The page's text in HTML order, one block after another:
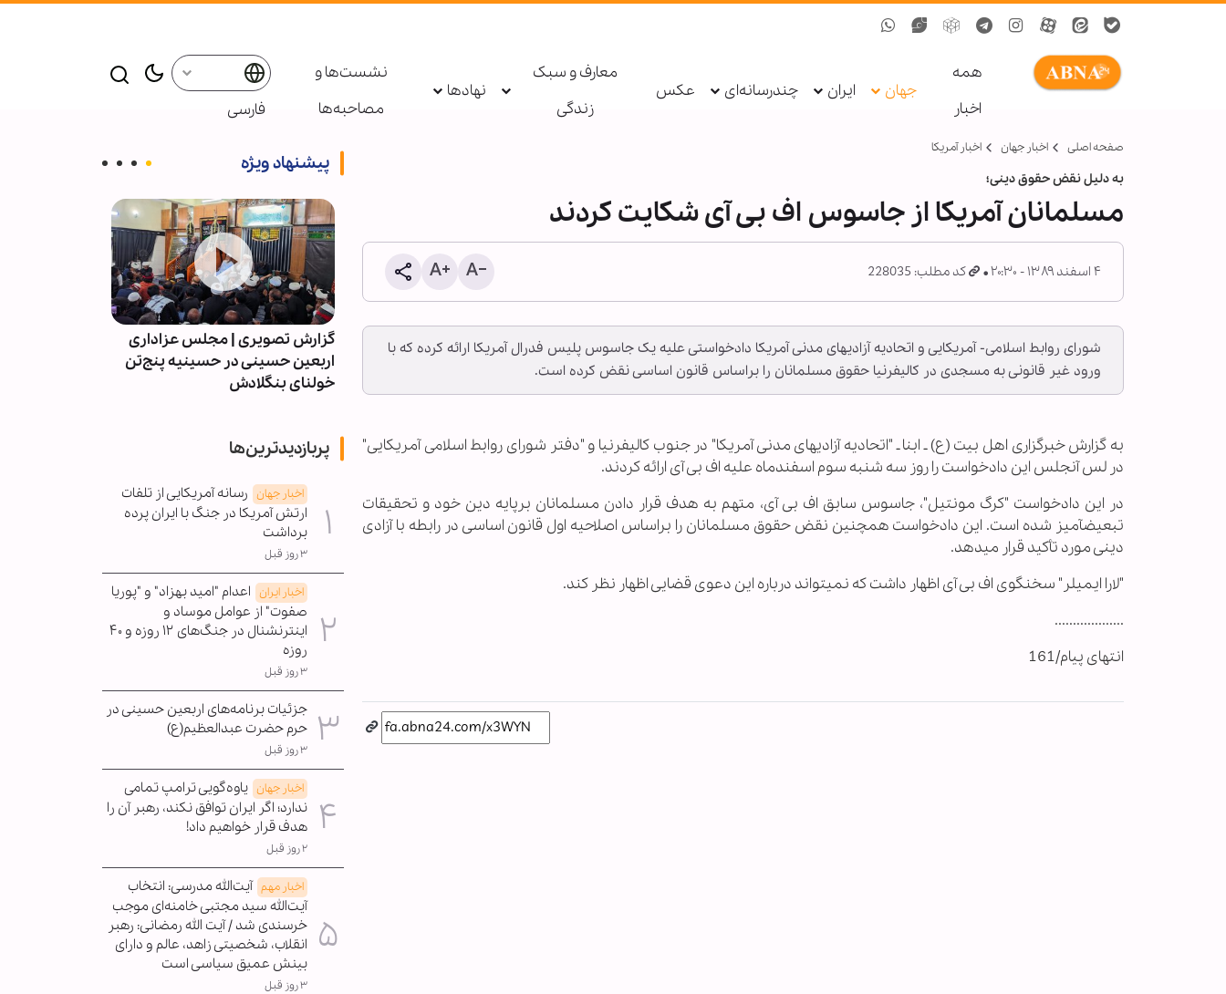
همه
اخبار
جهان ایران چندرسانه‌ای عکس
معارف و سبک
زندگی
نهادها
نشست‌ها و
مصاحبه‌ها
فارسی
صفحه اصلی اخبار جهان اخبار آمریکا
به دلیل نقض حقوق دینی؛
مسلمانان آمریکا از جاسوس اف بی آی شکایت کردند
۴ اسفند ۱۳۸۹ - ۲۰:۳۰ کد مطلب: 228035
شورای روابط اسلامی- آمریکایی و اتحادیه آزادی‏های مدنی آمریکا دادخواستی علیه یک جاسوس پلیس فدرال آمریکا ارائه کرده که با
ورود غیر قانونی به مسجدی در کالیفرنیا حقوق مسلمانان را براساس قانون اساسی نقض کرده است.
به گزارش خبرگزاری اهل بیت (ع) ـ ابنا ـ "اتحادیه آزادیهای مدنی آمریکا" در جنوب کالیفرنیا و "دفتر شورای روابط اسلامی آمریکایی"
در لس آنجلس این دادخواست را روز سه شنبه سوم اسفندماه علیه اف بی آی ارائه کردند.
در این دادخواست "کرگ مونتیل"، جاسوس سابق اف بی آی، متهم به هدف قرار دادن مسلمانان برپایه دین خود و تحقیقات
تبعیض‏آمیز شده است. این دادخواست همچنین نقض حقوق مسلمانان را براساس اصلاحیه اول قانون اساسی در رابطه با آزادی
دینی مورد تأکید قرار می‏دهد.
"لارا ایمیلر" سخنگوی اف بی آی اظهار داشت که نمی‏تواند درباره این دعوی قضایی اظهار نظر کند.
...................
انتهای پیام/161
پیشنهاد ویژه
گزارش تصویری | راهپیمایی اربعین
حسینی در آدلاید استرالیا برگزار شد
گزارش تصویری | مجلس عزاداری
اربعین حسینی در حسینیه پنج‌تن
خولنای بنگلادش
پربازدیدترین‌ها
اخبار جهان رسانه آمریکایی از تلفات
ارتش آمریکا در جنگ با ایران پرده
برداشت
۳ روز قبل
اخبار ایران اعدام "امید بهزاد" و "پوریا
صفوت" از عوامل موساد و
اینترنشنال در جنگ‌های ۱۲ روزه و ۴۰
روزه
۳ روز قبل
جزئیات برنامه‌های اربعین حسینی در
حرم حضرت عبدالعظیم(ع)
۳ روز قبل
اخبار جهان یاوه‌گویی ترامپ تمامی
ندارد؛ اگر ایران توافق نکند، رهبر آن را
هدف قرار خواهیم داد!
۲ روز قبل
اخبار مهم آیت‌الله مدرسی: انتخاب
آیت‌الله سید مجتبی خامنه‌ای موجب
خرسندی شد / آیت الله رمضانی: رهبر
انقلاب، شخصیتی زاهد، عالم و دارای
بینش عمیق سیاسی است
۳ روز قبل